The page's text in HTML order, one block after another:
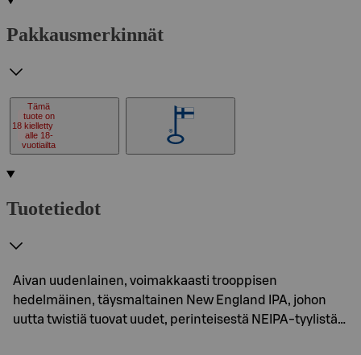
Pakkausmerkinnät
18
Tämä
tuote on
kielletty
alle 18-
vuotiailta
Tuotetiedot
Aivan uudenlainen, voimakkaasti trooppisen
hedelmäinen, täysmaltainen New England IPA, johon
uutta twistiä tuovat uudet, perinteisestä NEIPA-tyylistä…